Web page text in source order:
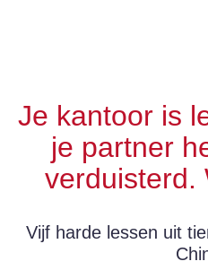
Je kantoor is
je partner
verduisterd.
Vijf harde lessen uit